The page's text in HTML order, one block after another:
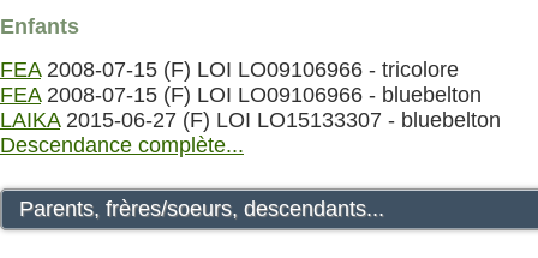
Enfants
FEA2008-07-15 (F) LOI LO09106966 - tricolore
FEA2008-07-15 (F) LOI LO09106966 - bluebelton
LAIKA2015-06-27 (F) LOI LO15133307 - bluebelton
Descendance complète...
Parents, frères/soeurs, descendants...